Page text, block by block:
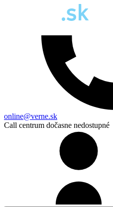
online@verne.sk
Call centrum dočasne nedostupné